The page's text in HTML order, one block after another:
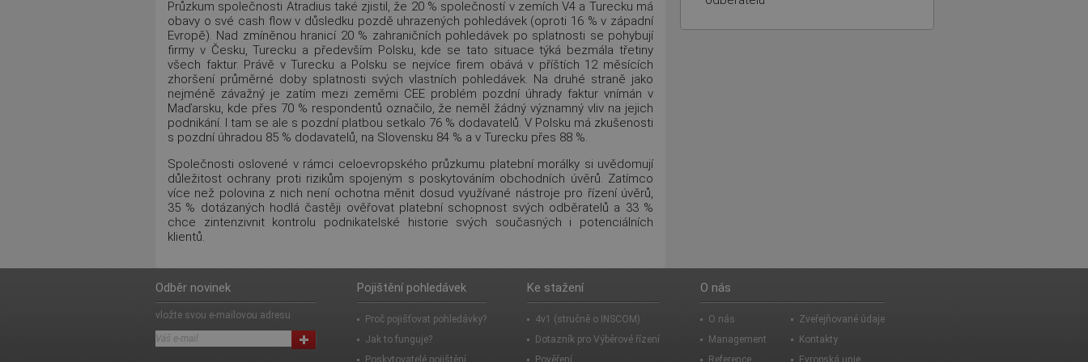
Průzkum společnosti Atradius také zjistil, že 20 % společností v zemích V4 a Turecku má
obavy o své cash flow v důsledku pozdě uhrazených pohledávek (oproti 16 % v západní
Evropě). Nad zmíněnou hranicí 20 % zahraničních pohledávek po splatnosti se pohybují
firmy v Česku, Turecku a především Polsku, kde se tato situace týká bezmála třetiny
všech faktur. Právě v Turecku a Polsku se nejvíce firem obává v příštích 12 měsících
zhoršení průměrné doby splatnosti svých vlastních pohledávek. Na druhé straně jako
nejméně závažný je zatím mezi zeměmi CEE problém pozdní úhrady faktur vnímán v
Maďarsku, kde přes 70 % respondentů označilo, že neměl žádný významný vliv na jejich
podnikání. I tam se ale s pozdní platbou setkalo 76 % dodavatelů. V Polsku má zkušenosti
s pozdní úhradou 85 % dodavatelů, na Slovensku 84 % a v Turecku přes 88 %.
Společnosti oslovené v rámci celoevropského průzkumu platební morálky si uvědomují
důležitost ochrany proti rizikům spojeným s poskytováním obchodních úvěrů. Zatímco
více než polovina z nich není ochotna měnit dosud využívané nástroje pro řízení úvěrů,
35 % dotázaných hodlá častěji ověřovat platební schopnost svých odběratelů a 33 %
chce zintenzivnit kontrolu podnikatelské historie svých současných i potenciálních
klientů.
Odběr novinek
vložte svou e-mailovou adresu
Pojištění pohledávek
Proč pojišťovat pohledávky?
Jak to funguje?
Poskytovatelé pojištění
Ke stažení
4v1 (stručně o INSCOM)
Dotazník pro Výběrové řízení
Pověření
O nás
O nás
Management
Reference
Zveřejňované údaje
Kontakty
Evropská unie